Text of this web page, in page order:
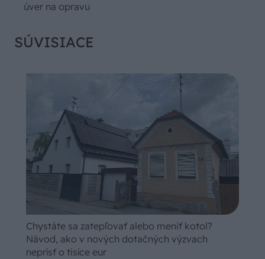
úver na opravu
SÚVISIACE
Chystáte sa zatepľovať alebo meniť kotol?
Návod, ako v nových dotačných výzvach
neprísť o tisíce eur